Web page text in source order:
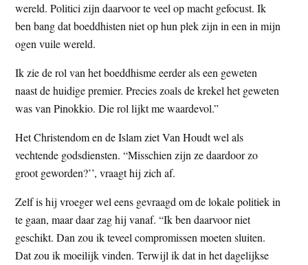
wereld. Politici zijn daarvoor te veel op macht gefocust. Ik
ben bang dat boeddhisten niet op hun plek zijn in een in mijn
ogen vuile wereld.
Ik zie de rol van het boeddhisme eerder als een geweten
naast de huidige premier. Precies zoals de krekel het geweten
was van Pinokkio. Die rol lijkt me waardevol.”
Het Christendom en de Islam ziet Van Houdt wel als
vechtende godsdiensten. “Misschien zijn ze daardoor zo
groot geworden?’’, vraagt hij zich af.
Zelf is hij vroeger wel eens gevraagd om de lokale politiek in
te gaan, maar daar zag hij vanaf. “Ik ben daarvoor niet
geschikt. Dan zou ik teveel compromissen moeten sluiten.
Dat zou ik moeilijk vinden. Terwijl ik dat in het dagelijkse